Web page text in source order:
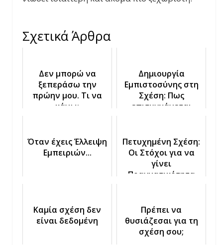
Σχετικά Άρθρα
Δεν μπορώ να
ξεπεράσω την
πρώην μου. Τι να
κάνω;
Δημιουργία
Εμπιστοσύνης στη
Σχέση: Πως
επιτυγχάνεται
Όταν έχεις Έλλειψη
Εμπειριών...
Πετυχημένη Σχέση:
Οι Στόχοι για να
γίνει
Πραγματικότητα
Καμία σχέση δεν
είναι δεδομένη
Πρέπει να
θυσιάζεσαι για τη
σχέση σου;